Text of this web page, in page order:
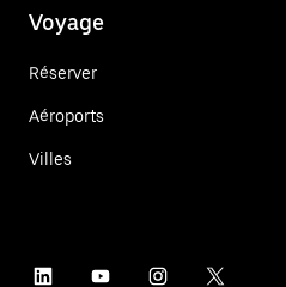
Voyage
Réserver
Aéroports
Villes